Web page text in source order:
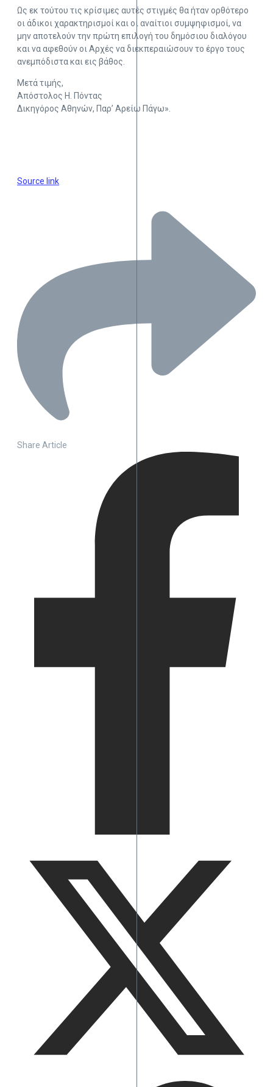
Ως εκ τούτου τις κρίσιμες αυτές στιγμές θα ήταν ορθότερο
οι άδικοι χαρακτηρισμοί και οι αναίτιοι συμψηφισμοί, να
μην αποτελούν την πρώτη επιλογή του δημόσιου διαλόγου
και να αφεθούν οι Αρχές να διεκπεραιώσουν το έργο τους
ανεμπόδιστα και εις βάθος.
Μετά τιμής,
Απόστολος Η. Πόντας
Δικηγόρος Αθηνών, Παρ’ Αρείω Πάγω».
Source link
Share Article